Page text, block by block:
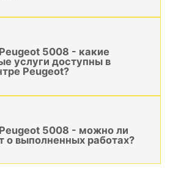
5008 - какие
услуги доступны в
Peugeot?
5008 - можно ли
о выполненных работах?